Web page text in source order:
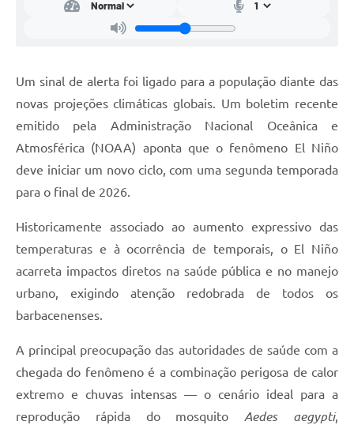
PNAB 2026 - Ciclo 2
Plano Diretor e Mobilidade Urbana
3º Jornada Empreendedora BQ
Festival Gastronômico
Emprega Barbacena
Plano Municipal de Saneamento Básico
Regularização de bairros
Carta de Serviços
Arquivos para Download
Legislação
Telefones Úteis
Transparência
Um sinal de alerta foi ligado para a população diante das
novas projeções climáticas globais. Um boletim recente
emitido pela Administração Nacional Oceânica e
Atmosférica (NOAA) aponta que o fenômeno El Niño
deve iniciar um novo ciclo, com uma segunda temporada
para o final de 2026.
Historicamente associado ao aumento expressivo das
temperaturas e à ocorrência de temporais, o El Niño
acarreta impactos diretos na saúde pública e no manejo
urbano, exigindo atenção redobrada de todos os
barbacenenses.
A principal preocupação das autoridades de saúde com a
chegada do fenômeno é a combinação perigosa de calor
extremo e chuvas intensas — o cenário ideal para a
reprodução rápida do mosquito Aedes aegypti,